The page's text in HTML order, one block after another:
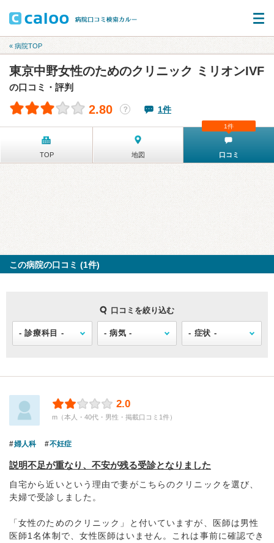
« 病院TOP
東京中野女性のためのクリニック ミリオンIVF
の口コミ・評判
2.80 ？ 1件
TOP 地図 口コミ
1件
この病院の口コミ (1件)
口コミを絞り込む
2.0
m（本人・40代・男性・掲載口コミ1件）
婦人科 不妊症
説明不足が重なり、不安が残る受診となりました
自宅から近いという理由で妻がこちらのクリニックを選び、
夫婦で受診しました。
「女性のためのクリニック」と付いていますが、医師は男性
医師1名体制で、女性医師はいません。これは事前に確認でき